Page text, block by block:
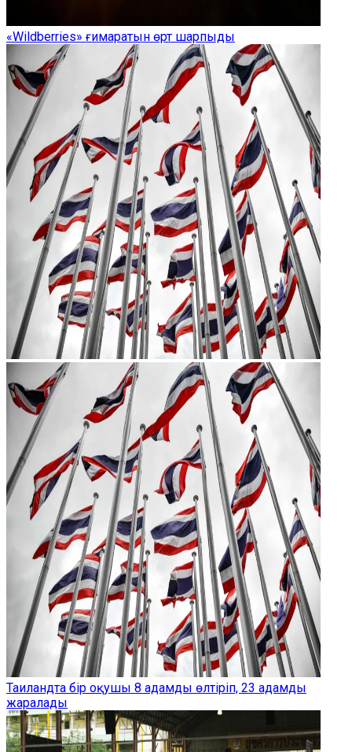
«Wildberries» ғимаратын өрт шарпыды
Таиландта бір оқушы 8 адамды өлтіріп, 23 адамды
жаралады